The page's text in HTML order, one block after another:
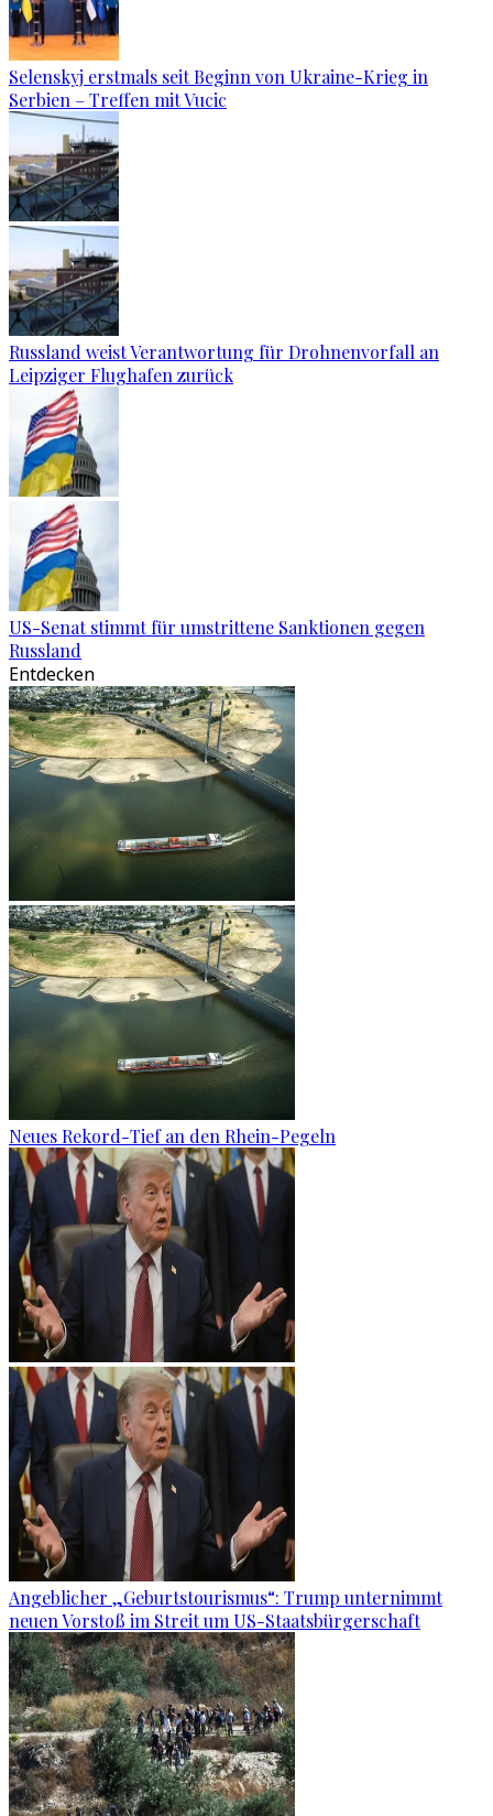
Selenskyj erstmals seit Beginn von Ukraine-Krieg in
Serbien – Treffen mit Vucic
Russland weist Verantwortung für Drohnenvorfall an
Leipziger Flughafen zurück
US-Senat stimmt für umstrittene Sanktionen gegen
Russland
Entdecken
Neues Rekord-Tief an den Rhein-Pegeln
Angeblicher „Geburtstourismus“: Trump unternimmt
neuen Vorstoß im Streit um US-Staatsbürgerschaft